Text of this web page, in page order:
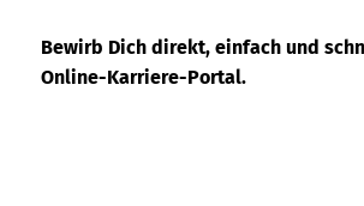
Bewirb Dich direkt, einfach und
Online-Karriere-Portal.